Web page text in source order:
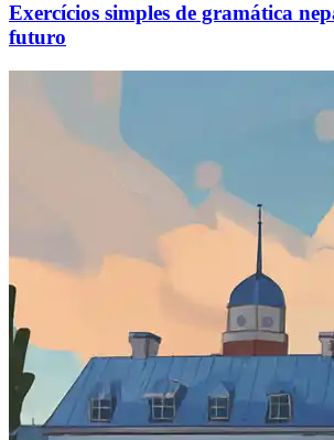
Exercícios simples de gramática
futuro